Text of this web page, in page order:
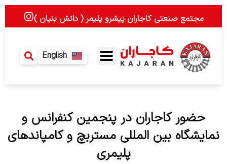
پرش
I
n
a
g
مجتمع صنعتی کاجاران پیشرو پلیمر ( دانش بنیان )
English
حضور کاجاران در پنجمین کنفرانس و
نمایشگاه بین المللی مستربچ و کامپاندهای
پلیمری